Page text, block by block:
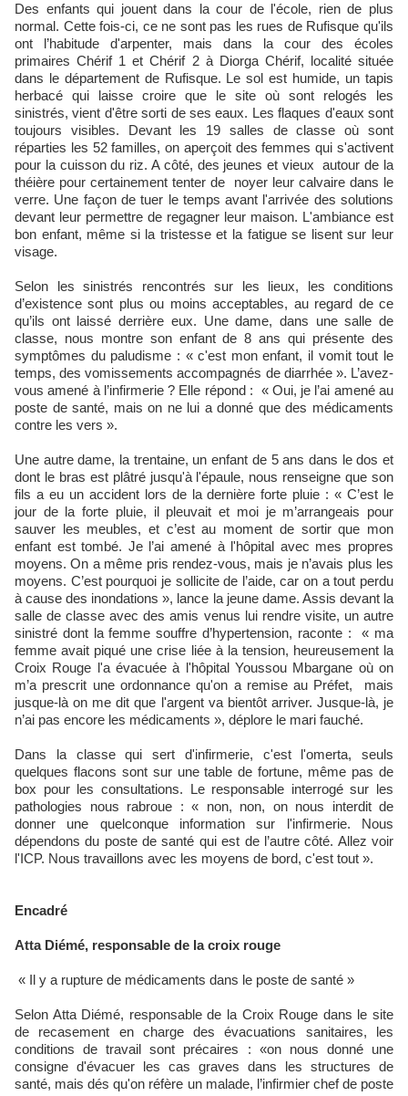
Des enfants qui jouent dans la cour de l'école, rien de plus
normal. Cette fois-ci, ce ne sont pas les rues de Rufisque qu'ils
ont l’habitude d'arpenter, mais dans la cour des écoles
primaires Chérif 1 et Chérif 2 à Diorga Chérif, localité située
dans le département de Rufisque. Le sol est humide, un tapis
herbacé qui laisse croire que le site où sont relogés les
sinistrés, vient d'être sorti de ses eaux. Les flaques d'eaux sont
toujours visibles. Devant les 19 salles de classe où sont
réparties les 52 familles, on aperçoit des femmes qui s'activent
pour la cuisson du riz. A côté, des jeunes et vieux autour de la
théière pour certainement tenter de noyer leur calvaire dans le
verre. Une façon de tuer le temps avant l'arrivée des solutions
devant leur permettre de regagner leur maison. L'ambiance est
bon enfant, même si la tristesse et la fatigue se lisent sur leur
visage.
Selon les sinistrés rencontrés sur les lieux, les conditions
d’existence sont plus ou moins acceptables, au regard de ce
qu’ils ont laissé derrière eux. Une dame, dans une salle de
classe, nous montre son enfant de 8 ans qui présente des
symptômes du paludisme : « c'est mon enfant, il vomit tout le
temps, des vomissements accompagnés de diarrhée ». L’avez-
vous amené à l’infirmerie ? Elle répond : « Oui, je l’ai amené au
poste de santé, mais on ne lui a donné que des médicaments
contre les vers ».
Une autre dame, la trentaine, un enfant de 5 ans dans le dos et
dont le bras est plâtré jusqu'à l'épaule, nous renseigne que son
fils a eu un accident lors de la dernière forte pluie : « C’est le
jour de la forte pluie, il pleuvait et moi je m’arrangeais pour
sauver les meubles, et c’est au moment de sortir que mon
enfant est tombé. Je l’ai amené à l'hôpital avec mes propres
moyens. On a même pris rendez-vous, mais je n’avais plus les
moyens. C’est pourquoi je sollicite de l’aide, car on a tout perdu
à cause des inondations », lance la jeune dame. Assis devant la
salle de classe avec des amis venus lui rendre visite, un autre
sinistré dont la femme souffre d’hypertension, raconte : « ma
femme avait piqué une crise liée à la tension, heureusement la
Croix Rouge l'a évacuée à l'hôpital Youssou Mbargane où on
m’a prescrit une ordonnance qu'on a remise au Préfet, mais
jusque-là on me dit que l'argent va bientôt arriver. Jusque-là, je
n’ai pas encore les médicaments », déplore le mari fauché.
Dans la classe qui sert d'infirmerie, c'est l'omerta, seuls
quelques flacons sont sur une table de fortune, même pas de
box pour les consultations. Le responsable interrogé sur les
pathologies nous rabroue : « non, non, on nous interdit de
donner une quelconque information sur l'infirmerie. Nous
dépendons du poste de santé qui est de l’autre côté. Allez voir
l'ICP. Nous travaillons avec les moyens de bord, c'est tout ».
Encadré
Atta Diémé, responsable de la croix rouge
« Il y a rupture de médicaments dans le poste de santé »
Selon Atta Diémé, responsable de la Croix Rouge dans le site
de recasement en charge des évacuations sanitaires, les
conditions de travail sont précaires : «on nous donné une
consigne d'évacuer les cas graves dans les structures de
santé, mais dés qu'on réfère un malade, l’infirmier chef de poste